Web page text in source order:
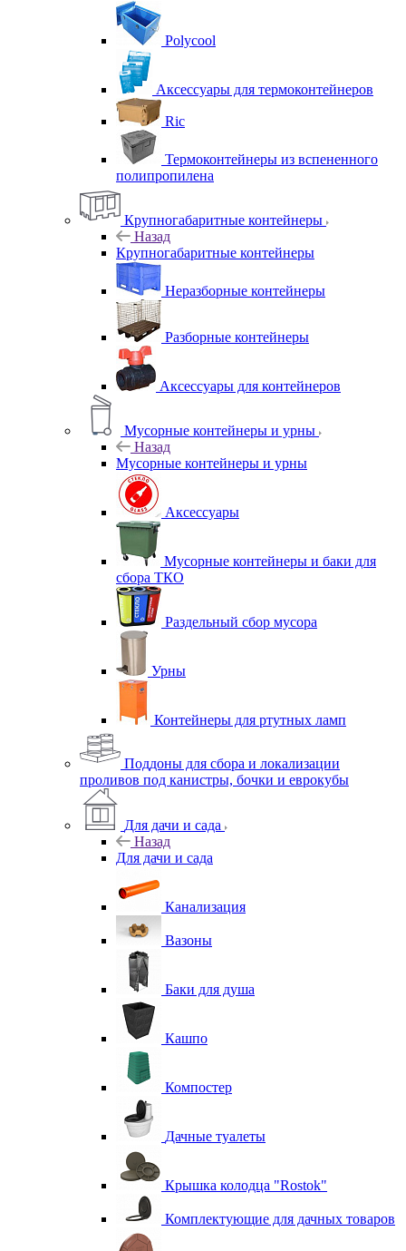
Polycool
Аксессуары для термоконтейнеров
Ric
Термоконтейнеры из вспененного
полипропилена
Крупногабаритные контейнеры
Назад
Крупногабаритные контейнеры
Неразборные контейнеры
Разборные контейнеры
Аксессуары для контейнеров
Мусорные контейнеры и урны
Назад
Мусорные контейнеры и урны
Аксессуары
Мусорные контейнеры и баки для
сбора ТКО
Раздельный сбор мусора
Урны
Контейнеры для ртутных ламп
Поддоны для сбора и локализации
проливов под канистры, бочки и еврокубы
Для дачи и сада
Назад
Для дачи и сада
Канализация
Вазоны
Баки для душа
Кашпо
Компостер
Дачные туалеты
Крышка колодца "Rostok"
Комплектующие для дачных товаров